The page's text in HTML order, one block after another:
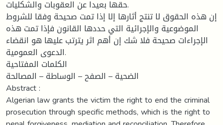
حقها بعيدا عن العقوبات والشكليات.
إن هذه الحقوق لا تنتج أثارها إلا إذا تمت صحيحة وفقا للشروط
الموضوعية والإجرائية التي حددها القانون فإذا تمت هذه
الإجراءات صحيحة فلا شك إن أهم اثر يترتب عليها هو انقضاء
الدعوى العمومية.
الكلمات المفتاحية
الضحية – الصفح – الوساطة – المصالحة
Abstract :
Algerian law grants the victim the right to end the criminal
prosecution through specific methods, which is the right to